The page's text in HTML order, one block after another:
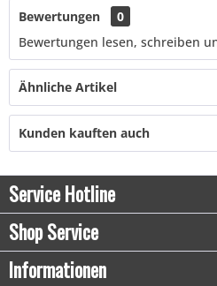
Bewertungen
0
Bewertungen lesen, schreiben
Ähnliche Artikel
Kunden kauften auch
Service Hotline
Shop Service
Informationen